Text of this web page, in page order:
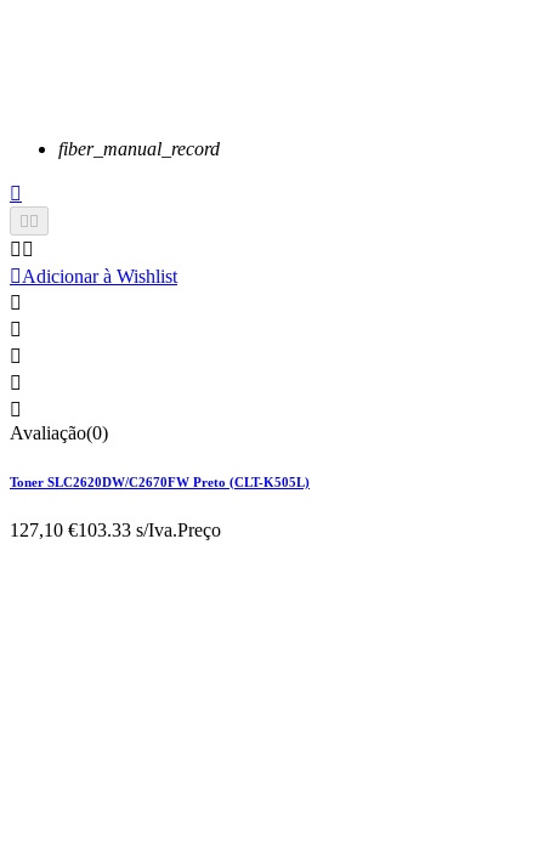
fiber_manual_record

 
 
Adicionar à Wishlist





Avaliação(0)
Toner SLC2620DW/C2670FW Preto (CLT-K505L)
127,10 €103.33 s/Iva.Preço